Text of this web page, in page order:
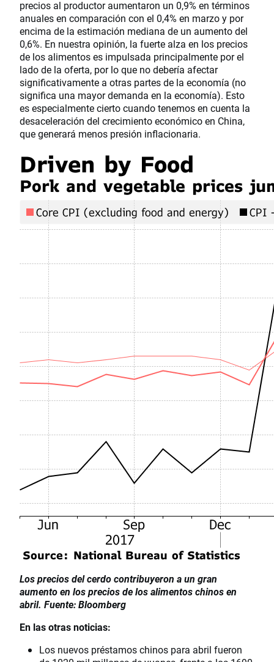
precios al productor aumentaron un 0,9% en términos
anuales en comparación con el 0,4% en marzo y por
encima de la estimación mediana de un aumento del
0,6%. En nuestra opinión, la fuerte alza en los precios
de los alimentos es impulsada principalmente por el
lado de la oferta, por lo que no debería afectar
significativamente a otras partes de la economía (no
significa una mayor demanda en la economía). Esto
es especialmente cierto cuando tenemos en cuenta la
desaceleración del crecimiento económico en China,
que generará menos presión inflacionaria.
Los precios del cerdo contribuyeron a un gran
aumento en los precios de los alimentos chinos en
abril. Fuente: Bloomberg
En las otras noticias:
Los nuevos préstamos chinos para abril fueron